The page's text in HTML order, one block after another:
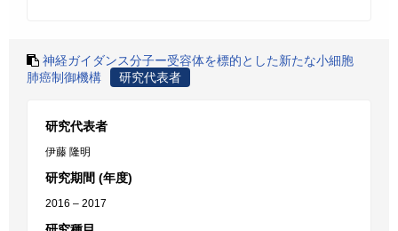
神経ガイダンス分子ー受容体を標的とした新たな小細胞
肺癌制御機構
研究代表者
研究代表者
伊藤 隆明
研究期間 (年度)
2016 – 2017